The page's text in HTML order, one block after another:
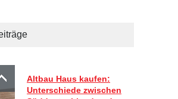
Altbau Haus kaufen:
Unterschiede zwischen